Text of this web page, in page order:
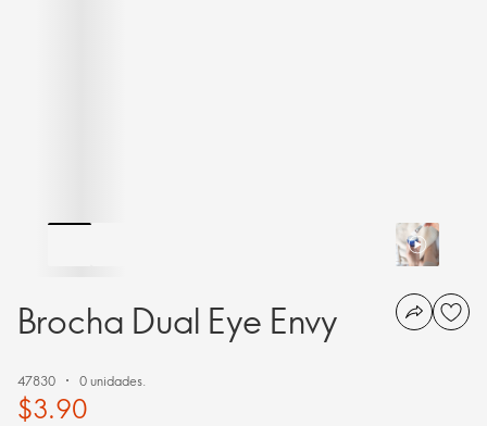
Brocha Dual Eye Envy
47830 0 unidades.
$3.90